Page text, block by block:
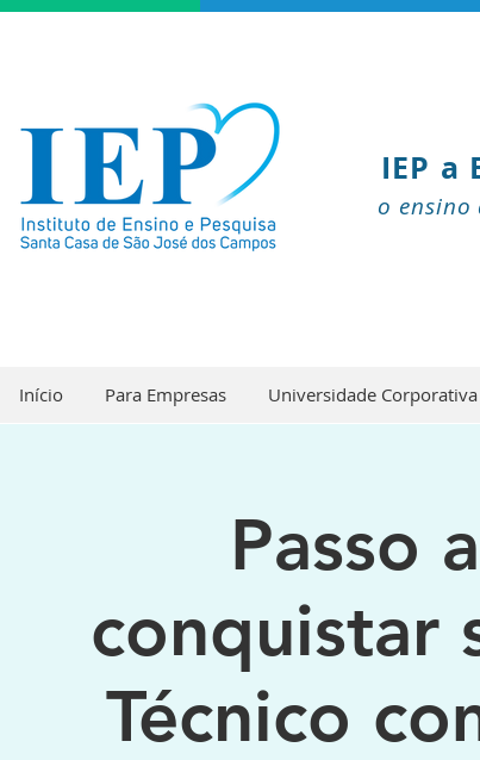
IEP a
o ensino
Início Para Empresas Universidade Corporativa
Passo
conquistar
Técnico